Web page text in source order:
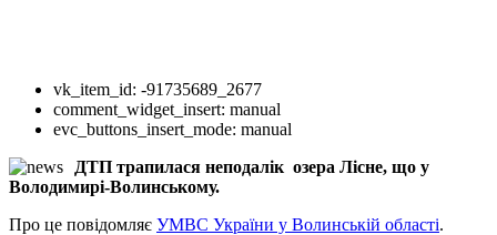
vk_item_id: -91735689_2677
comment_widget_insert: manual
evc_buttons_insert_mode: manual
ДТП трапилася неподалік озера Лісне, що у
Володимирі-Волинському.
Про це повідомляє УМВС України у Волинській області.